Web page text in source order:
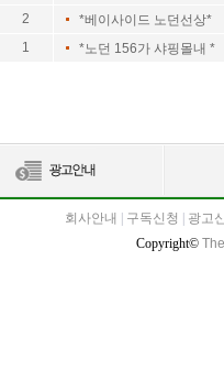
2
*베이사이드 노던선상*
1
*노던 156가 샤핑몰내 *
회사안내 구독신청
광고
Copyright©